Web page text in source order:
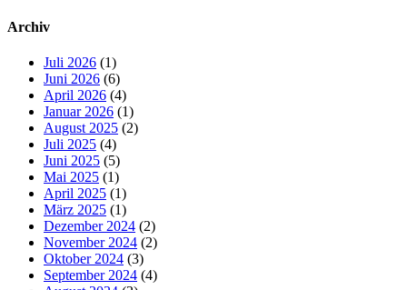
Archiv
Juli 2026 (1)
Juni 2026 (6)
April 2026 (4)
Januar 2026 (1)
August 2025 (2)
Juli 2025 (4)
Juni 2025 (5)
Mai 2025 (1)
April 2025 (1)
März 2025 (1)
Dezember 2024 (2)
November 2024 (2)
Oktober 2024 (3)
September 2024 (4)